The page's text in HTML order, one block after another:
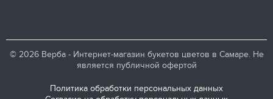
© 2026 Верба - Интернет-магазин букетов цветов в Самаре. Не
является публичной офертой
Политика обработки персональных данных